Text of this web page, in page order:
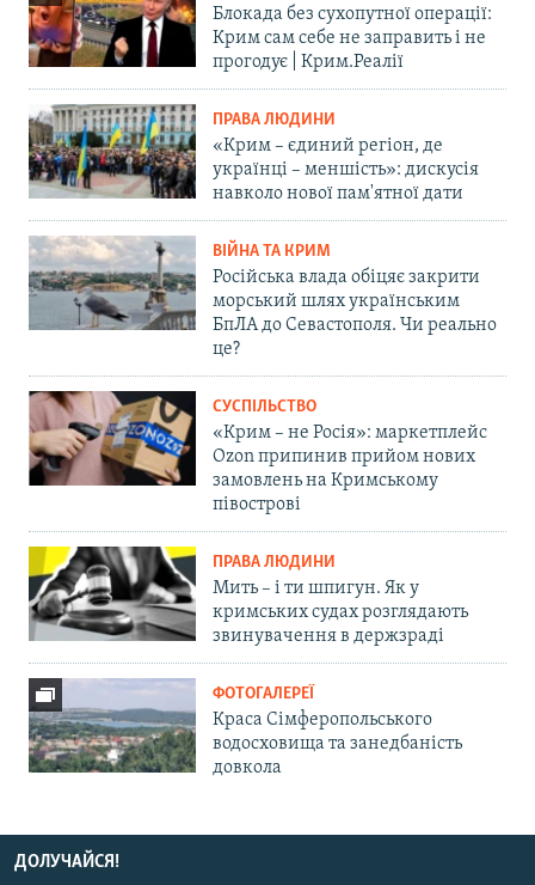
Блокада без сухопутної операції:
Крим сам себе не заправить і не
прогодує | Крим.Реалії
ПРАВА ЛЮДИНИ
«Крим – єдиний регіон, де
українці – меншість»: дискусія
навколо нової пам'ятної дати
ВІЙНА ТА КРИМ
Російська влада обіцяє закрити
морський шлях українським
БпЛА до Севастополя. Чи реально
це?
СУСПІЛЬСТВО
«Крим – не Росія»: маркетплейс
Ozon припинив прийом нових
замовлень на Кримському
півострові
ПРАВА ЛЮДИНИ
Мить – і ти шпигун. Як у
кримських судах розглядають
звинувачення в держзраді
ФОТОГАЛЕРЕЇ
Краса Сімферопольського
водосховища та занедбаність
довкола
ДОЛУЧАЙСЯ!